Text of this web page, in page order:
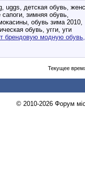
брендовую модную обувь,
Текущее
© 2010-2026 Форум